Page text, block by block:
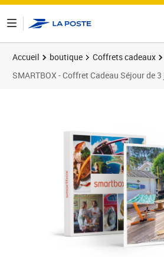
Accueil boutique Coffrets cadeaux
SMARTBOX - Coffret Cadeau Séjour de